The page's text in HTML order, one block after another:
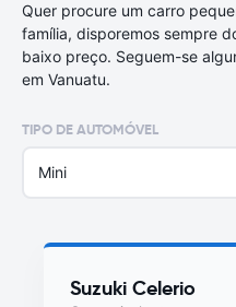
Quer procure um carro
família, disporemos sempre
baixo preço. Seguem-se
em Vanuatu.
TIPO DE AUTOMÓVEL
Mini
Suzuki Celerio